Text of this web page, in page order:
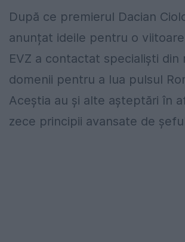
După ce premierul Dacian
anunțat ideile pentru o
EVZ a contactat specialiști din
domenii pentru a lua pulsul
Aceștia au și alte așteptări în
zece principii avansate de